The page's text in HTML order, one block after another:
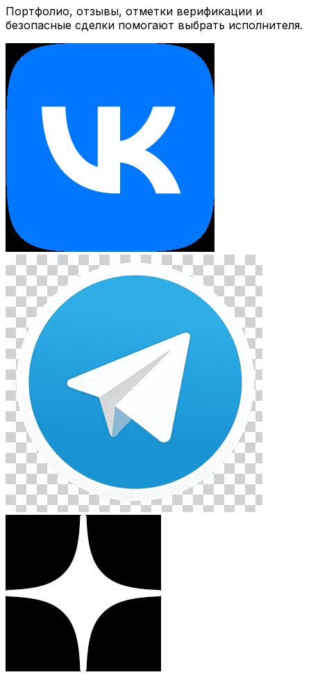
Портфолио, отзывы, отметки верификации и
безопасные сделки помогают выбрать исполнителя.